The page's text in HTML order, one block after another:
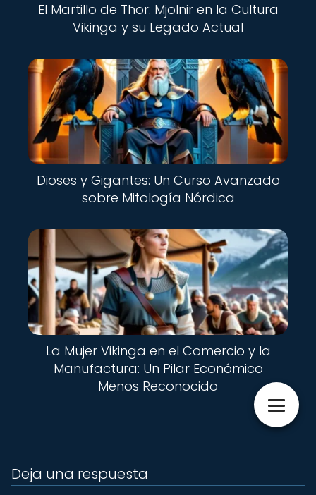
El Martillo de Thor: Mjolnir en la Cultura
Vikinga y su Legado Actual
Dioses y Gigantes: Un Curso Avanzado
sobre Mitología Nórdica
La Mujer Vikinga en el Comercio y la
Manufactura: Un Pilar Económico
Menos Reconocido
Deja una respuesta